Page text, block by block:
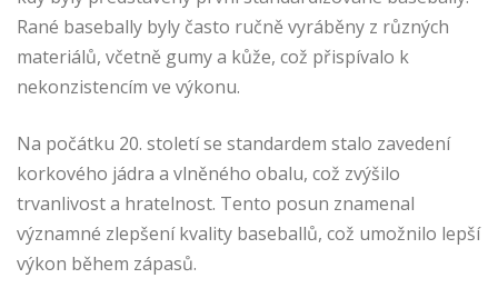
Rané basebally byly často ručně vyráběny z různých
materiálů, včetně gumy a kůže, což přispívalo k
nekonzistencím ve výkonu.
Na počátku 20. století se standardem stalo zavedení
korkového jádra a vlněného obalu, což zvýšilo
trvanlivost a hratelnost. Tento posun znamenal
významné zlepšení kvality baseballů, což umožnilo lepší
výkon během zápasů.